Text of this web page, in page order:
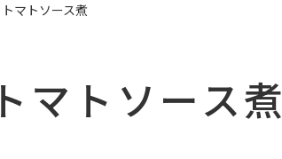
トマトソース煮
トマトソース煮